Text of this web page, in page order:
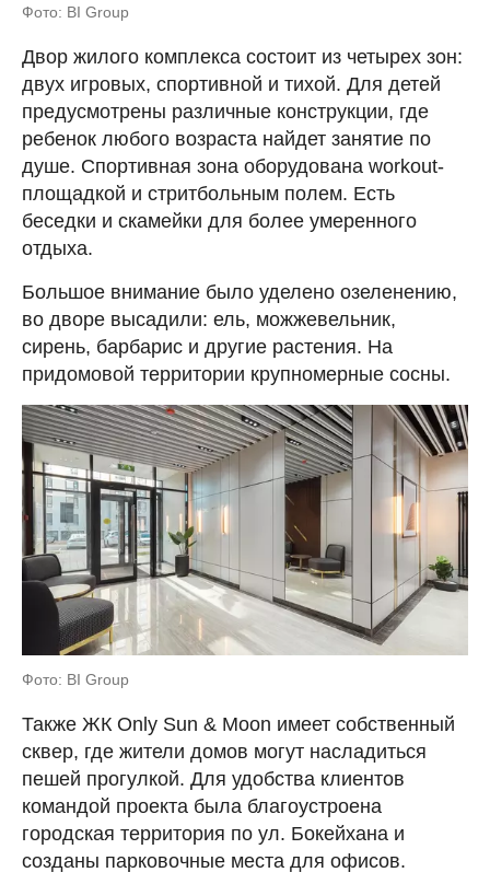
Фото: BI Group
Двор жилого комплекса состоит из четырех зон:
двух игровых, спортивной и тихой. Для детей
предусмотрены различные конструкции, где
ребенок любого возраста найдет занятие по
душе. Спортивная зона оборудована workout-
площадкой и стритбольным полем. Есть
беседки и скамейки для более умеренного
отдыха.
Большое внимание было уделено озеленению,
во дворе высадили: ель, можжевельник,
сирень, барбарис и другие растения. На
придомовой территории крупномерные сосны.
Фото: BI Group
Также ЖК Only Sun & Moon имеет собственный
сквер, где жители домов могут насладиться
пешей прогулкой. Для удобства клиентов
командой проекта была благоустроена
городская территория по ул. Бокейхана и
созданы парковочные места для офисов.